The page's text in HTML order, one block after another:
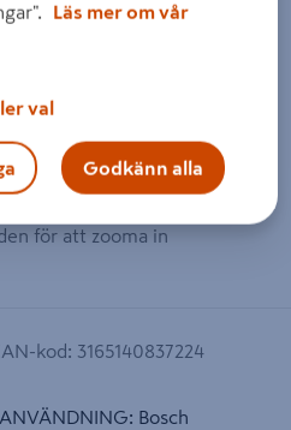
för att zooma in
kod: 3165140837224
Bosch
Läs mer om vår
val
Godkänn alla